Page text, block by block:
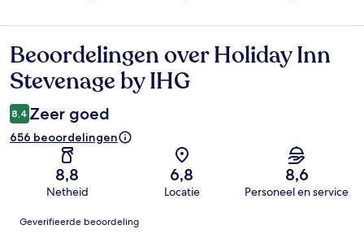
Beoordelingen
Beoordelingen over Holiday Inn
Stevenage by IHG
8,4 Zeer goed
656 beoordelingen
8,8
Netheid
6,8
Locatie
8,6
Personeel en service
Beoordelingen
Geverifieerde beoordeling